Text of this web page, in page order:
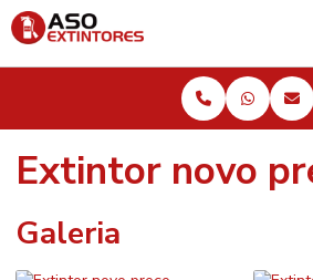
Extintor novo
Galeria